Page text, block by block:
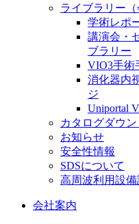
ライブラリー（
学術レポ
講演会・
ブラリー
VIO3手術
消化器内
ジ
Uniportal
カタログダウン
お知らせ
安全性情報
SDSについて
高周波利用設
会社案内